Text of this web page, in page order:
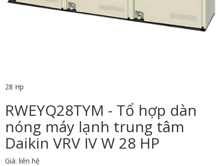
28 Hp
RWEYQ28TYM - Tổ hợp dàn
nóng máy lạnh trung tâm
Daikin VRV IV W 28 HP
Giá: liên hệ